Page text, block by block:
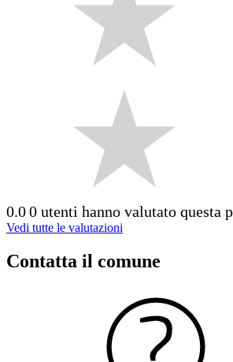
0.00 utenti hanno valutato questa
Vedi tutte le valutazioni
Contatta il comune